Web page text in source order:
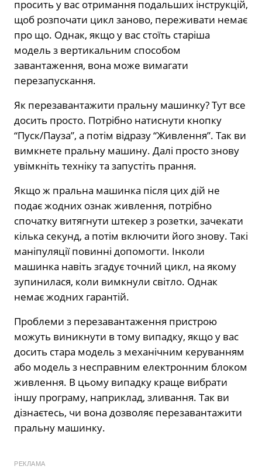
просить у вас отримання подальших інструкцій,
щоб розпочати цикл заново, переживати немає
про що. Однак, якщо у вас стоїть старіша
модель з вертикальним способом
завантаження, вона може вимагати
перезапускання.
Як перезавантажити пральну машинку? Тут все
досить просто. Потрібно натиснути кнопку
“Пуск/Пауза”, а потім відразу “Живлення”. Так ви
вимкнете пральну машину. Далі просто знову
увімкніть техніку та запустіть прання.
Якщо ж пральна машинка після цих дій не
подає жодних ознак живлення, потрібно
спочатку витягнути штекер з розетки, зачекати
кілька секунд, а потім включити його знову. Такі
маніпуляції повинні допомогти. Інколи
машинка навіть згадує точний цикл, на якому
зупинилася, коли вимкнули світло. Однак
немає жодних гарантій.
Проблеми з перезавантаження пристрою
можуть виникнути в тому випадку, якщо у вас
досить стара модель з механічним керуванням
або модель з несправним електронним блоком
живлення. В цьому випадку краще вибрати
іншу програму, наприклад, зливання. Так ви
дізнаєтесь, чи вона дозволяє перезавантажити
пральну машинку.
РЕКЛАМА